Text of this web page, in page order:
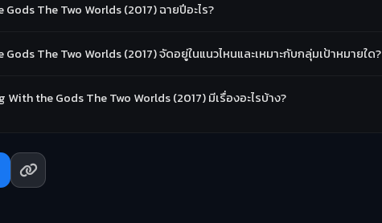
The Two Worlds (2017) ฉายปีอะไร?
The Two Worlds (2017) จัดอยู่ในแนวไหนและเหมาะกับกลุ่มเป้าหมายใด?
the Gods The Two Worlds (2017) มีเรื่องอะไรบ้าง?